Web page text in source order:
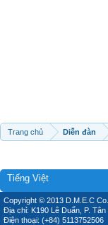
Trang chủ Diễn đàn
Tiếng Việt
Copyright © 2013 D.M.E.C
Địa chỉ: K190 Lê Duẩn, P.
Điện thoại: (+84) 5113752506